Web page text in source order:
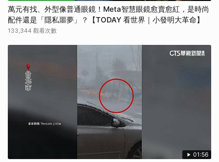
萬元有找、外型像普通眼鏡！Meta智慧眼鏡愈賣愈紅，是時尚
配件還是「隱私噩夢」？【TODAY 看世界｜小發明大革命】
133,344 觀看次數
01:56